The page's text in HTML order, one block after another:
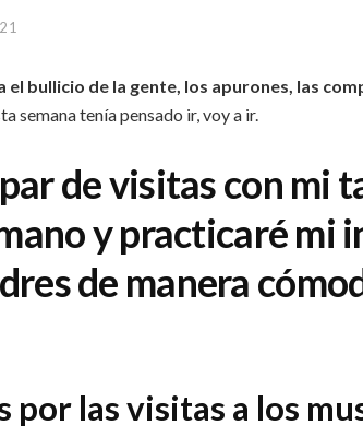
el bullicio de la gente, los apurones, las
semana tenía pensado ir, voy a ir.
de visitas con mi
y practicaré mi
de manera
por las visitas a los